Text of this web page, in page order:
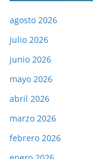
agosto 2026
julio 2026
junio 2026
mayo 2026
abril 2026
marzo 2026
febrero 2026